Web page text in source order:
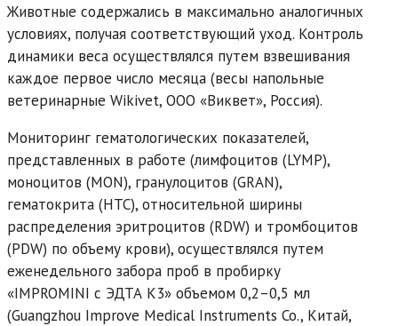
Животные содержались в максимально аналогичных
условиях, получая соответствующий уход. Контроль
динамики веса осуществлялся путем взвешивания
каждое первое число месяца (весы напольные
ветеринарные Wikivet, ООО «Виквет», Россия).
Мониторинг гематологических показателей,
представленных в работе (лимфоцитов (LYMP),
моноцитов (MON), гранулоцитов (GRAN),
гематокрита (HTC), относительной ширины
распределения эритроцитов (RDW) и тромбоцитов
(PDW) по объему крови), осуществлялся путем
еженедельного забора проб в пробирку
«IMPROMINI с ЭДТА К3» объемом 0,2–0,5 мл
(Guangzhou Improve Medical Instruments Co., Китай,